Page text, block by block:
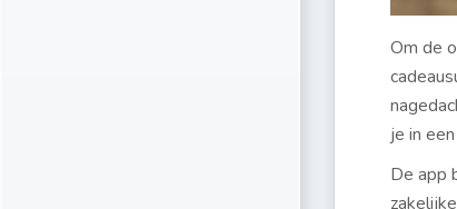
Om de
je in
De app